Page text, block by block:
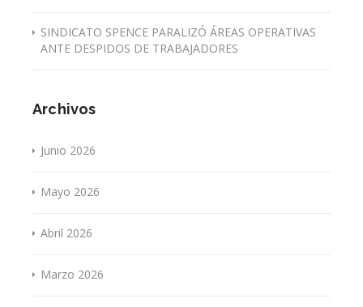
SINDICATO SPENCE PARALIZÓ ÁREAS OPERATIVAS
ANTE DESPIDOS DE TRABAJADORES
Archivos
Junio 2026
Mayo 2026
Abril 2026
Marzo 2026